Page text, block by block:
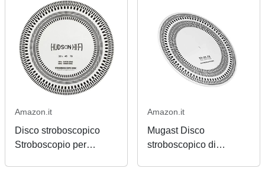
Amazon.it
Disco stroboscopico
Stroboscopio per
Amazon.it
Mugast Disco
stroboscopico di